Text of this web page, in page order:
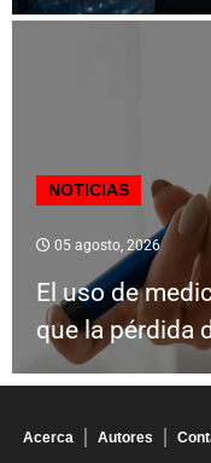
NOTICIAS
05 agosto, 2026
El uso de
que la pérdida
Acerca Autores